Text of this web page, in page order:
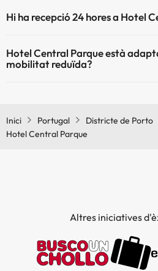
Hi ha recepció 24 hores a Hotel
Hotel Central Parque està
mobilitat reduïda?
Inici
Portugal Districte de Porto
Hotel Central Parque
Altres iniciatives